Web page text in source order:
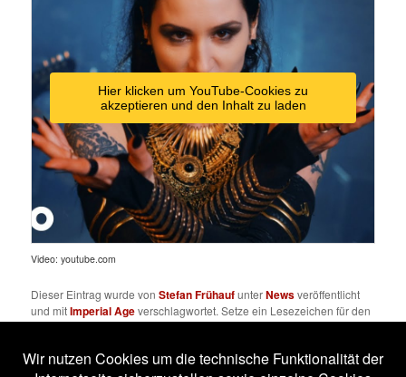
Hier klicken um YouTube-Cookies zu
akzeptieren und den Inhalt zu laden
Video: youtube.com
Dieser Eintrag wurde vonStefan FrühaufunterNewsveröffentlicht
und mitImperial Ageverschlagwortet. Setze ein Lesezeichen für den
Permalink.